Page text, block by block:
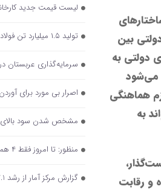
بین
دولتی به
می‌شود
هماهنگی
به
و رقابت
لیست قیمت جدید کارخانه ای
تولید ۱.۵ میلیارد تن فولاد خام در ۱۰ ماه ۲۰۲۳/ جایگاه دهمی ایران در بین فولادسازان حفظ شد
سرمایه‌گذاری عربستان
اصرار بی مورد برای
مشخص شدن سود بالای ۵۰ درصد ۲۷۸ شرکت دولتی پس از انتشار صورت‌های مالی
منظور: تا امروز فقط ۴ همت از دارایی‌های دولت مولدسازی شده است
گزارش مرکز آمار از رشد 7.1 درصدی اقتصاد ایران در تابستان 1402